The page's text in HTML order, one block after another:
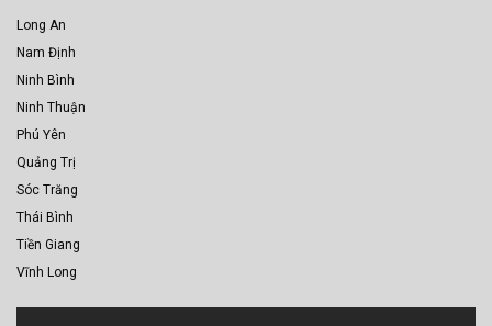
Long An
Nam Định
Ninh Bình
Ninh Thuận
Phú Yên
Quảng Trị
Sóc Trăng
Thái Bình
Tiền Giang
Vĩnh Long